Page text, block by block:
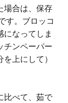
場合は、保存
す。ブロッコ
になってしま
チンペーパー
上にして）
比べて、茹で